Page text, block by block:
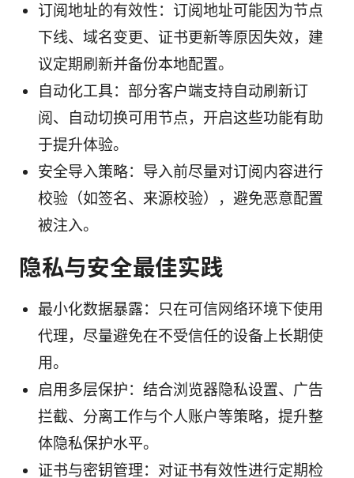
订阅地址的有效性：订阅地址可能因为节点
下线、域名变更、证书更新等原因失效，建
议定期刷新并备份本地配置。
自动化工具：部分客户端支持自动刷新订
阅、自动切换可用节点，开启这些功能有助
于提升体验。
安全导入策略：导入前尽量对订阅内容进行
校验（如签名、来源校验），避免恶意配置
被注入。
隐私与安全最佳实践
最小化数据暴露：只在可信网络环境下使用
代理，尽量避免在不受信任的设备上长期使
用。
启用多层保护：结合浏览器隐私设置、广告
拦截、分离工作与个人账户等策略，提升整
体隐私保护水平。
证书与密钥管理：对证书有效性进行定期检